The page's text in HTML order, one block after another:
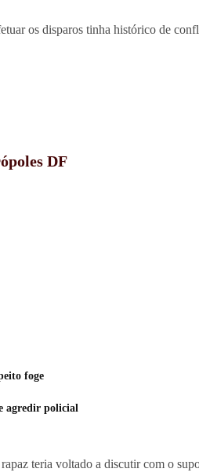
os disparos tinha histórico de
DF
foge
agredir policial
teria voltado a discutir com o